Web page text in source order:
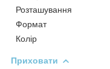
Розташування
Формат
Колір
Приховати